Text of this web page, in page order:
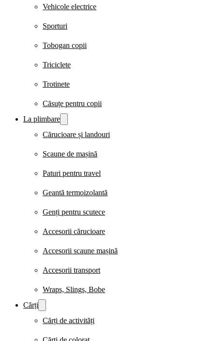
Vehicole electrice
Sporturi
Tobogan copii
Triciclete
Trotinete
Căsuțe pentru copii
La plimbare
Cărucioare și landouri
Scaune de mașină
Paturi pentru travel
Geantă termoizolantă
Genți pentru scutece
Accesorii cărucioare
Accesorii scaune mașină
Accesorii transport
Wraps, Slings, Bobe
Cărți
Cărți de activități